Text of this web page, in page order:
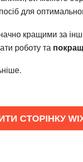
для
кращими за
роботу та
СТОРІНКУ